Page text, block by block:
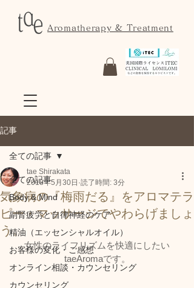
Aromatherapy & Treatment
記事
全ての記事
Body & Mind
副腎疲労と自律神経のケア
精油（エッセンシャルオイル）
お客様の変化・ご感想
オンライン相談・カウンセリング
カウンセリング
全ての記事
気象病の『梅雨だる』をアロマテラ
ピー・マッサージでやわらげましょ
う。
tae Shirakata
2018年5月30日 読了時間: 3分
女性のライフリズムを快適にしたい
taeAromaです。